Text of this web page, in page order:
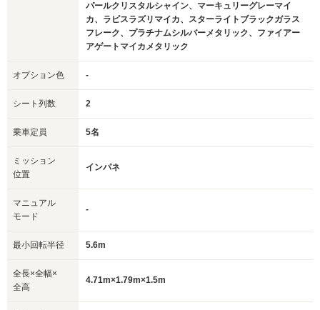
パールクリスタルシャイン、マーキュリーグレーマイ
カ、ラピスラズリマイカ、スターライトブラックガラス
フレーク、プラチナムシルバーメタリック、ファイアー
アゲートマイカメタリック
オプション色 -
シート列数 2
乗車定員 5名
ミッション
位置
インパネ
マニュアル
モード
-
最小回転半径 5.6m
全長×全幅×
全高
4.71m×1.79m×1.5m